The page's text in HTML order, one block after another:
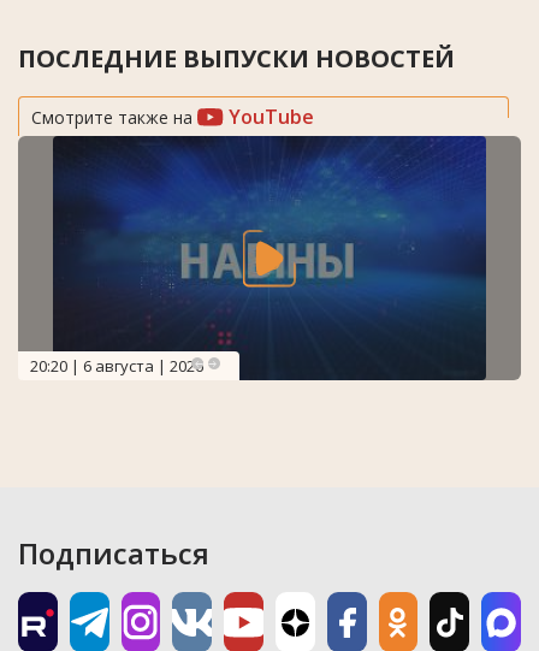
ПОСЛЕДНИЕ ВЫПУСКИ НОВОСТЕЙ
Смотрите также на YouTube
20:20 | 6 августа | 2026
Подписаться